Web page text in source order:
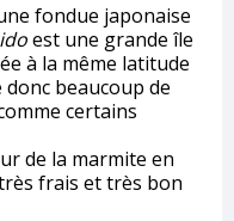
fondue japonaise
est une grande île
à la même latitude
beaucoup de
certains
de la marmite en
frais et très bon